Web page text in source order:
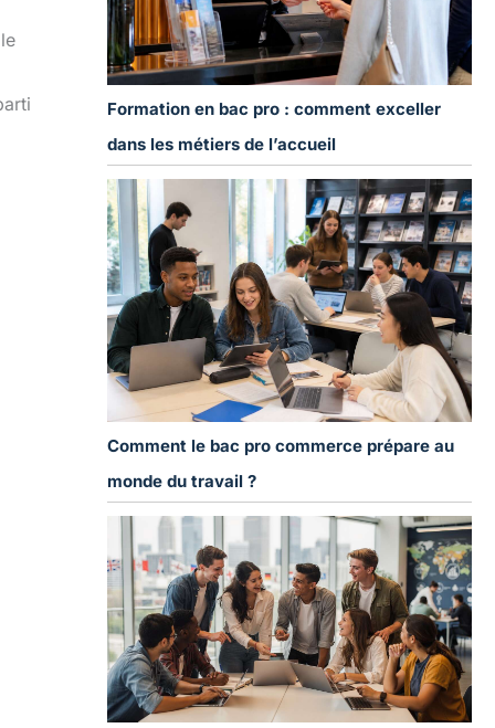
Formation en bac pro : comment exceller
dans les métiers de l’accueil
Comment le bac pro commerce prépare au
monde du travail ?